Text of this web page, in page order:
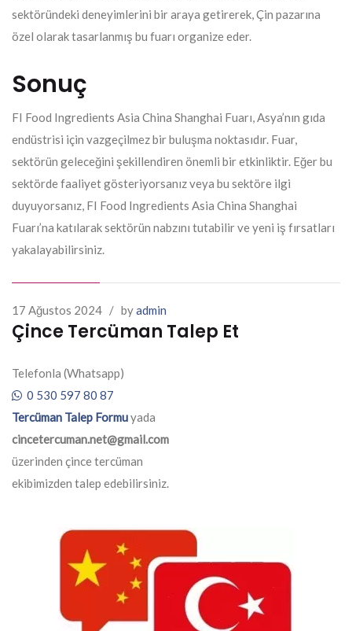
sektöründeki deneyimlerini bir araya getirerek, Çin pazarına
özel olarak tasarlanmış bu fuarı organize eder.
Sonuç
FI Food Ingredients Asia China Shanghai Fuarı, Asya’nın gıda
endüstrisi için vazgeçilmez bir buluşma noktasıdır. Fuar,
sektörün geleceğini şekillendiren önemli bir etkinliktir. Eğer bu
sektörde faaliyet gösteriyorsanız veya bu sektöre ilgi
duyuyorsanız, FI Food Ingredients Asia China Shanghai
Fuarı’na katılarak sektörün nabzını tutabilir ve yeni iş fırsatları
yakalayabilirsiniz.
17 Ağustos 2024 / byadmin
Çince Tercüman Talep Et
Telefonla (Whatsapp)
0 530 597 80 87
Tercüman Talep Formuyada
cincetercuman.net@gmail.com
üzerinden çince tercüman
ekibimizden talep edebilirsiniz.